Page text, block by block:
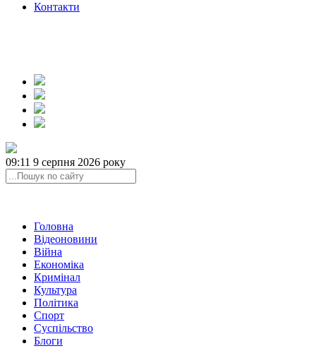
Контакти
09:11 9 серпня 2026 року
Головна
Відеоновини
Війна
Економіка
Кримінал
Культура
Політика
Спорт
Суспільство
Блоги